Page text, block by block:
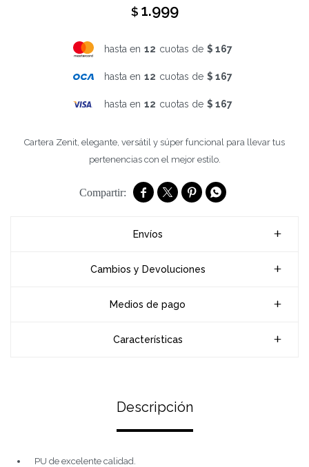
$ 1.999
hasta en 12 cuotas de $ 167
hasta en 12 cuotas de $ 167
hasta en 12 cuotas de $ 167
Cartera Zenit, elegante, versátil y súper funcional para llevar tus
pertenencias con el mejor estilo.
   
Envíos
Cambios y Devoluciones
Medios de pago
Características
Descripción
PU de excelente calidad.